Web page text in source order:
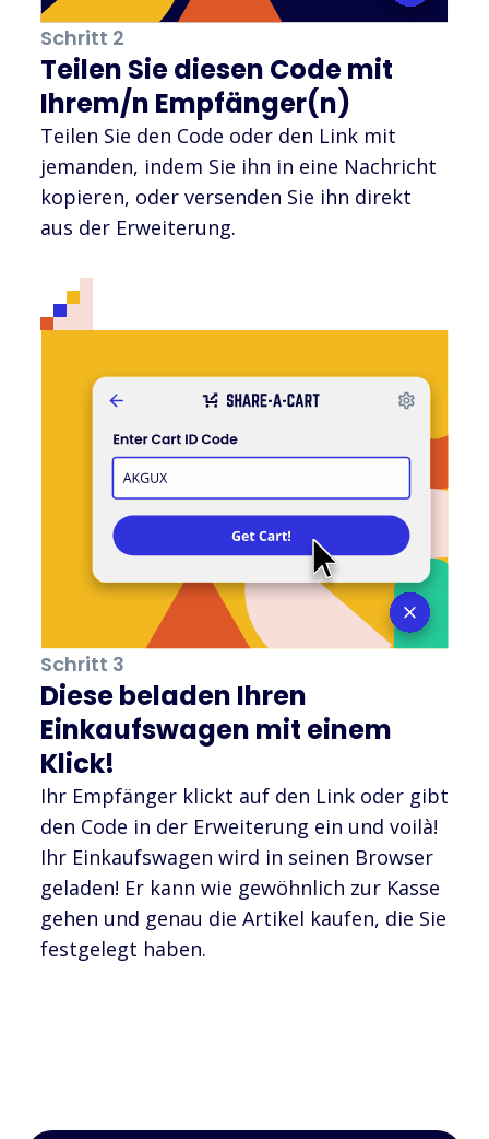
Schritt 2
Teilen Sie diesen Code mit
Ihrem/n Empfänger(n)
Teilen Sie den Code oder den Link mit
jemanden, indem Sie ihn in eine Nachricht
kopieren, oder versenden Sie ihn direkt
aus der Erweiterung.
Schritt 3
Diese beladen Ihren
Einkaufswagen mit einem
Klick!
Ihr Empfänger klickt auf den Link oder gibt
den Code in der Erweiterung ein und voilà!
Ihr Einkaufswagen wird in seinen Browser
geladen! Er kann wie gewöhnlich zur Kasse
gehen und genau die Artikel kaufen, die Sie
festgelegt haben.